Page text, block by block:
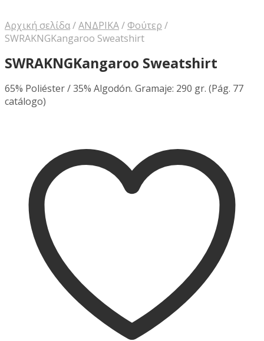
Αρχική σελίδα/ΑΝΔΡΙΚΑ/ Φούτερ /
SWRAKNGKangaroo Sweatshirt
SWRAKNGKangaroo Sweatshirt
65% Poliéster / 35% Algodón. Gramaje: 290 gr. (Pág. 77
catálogo)